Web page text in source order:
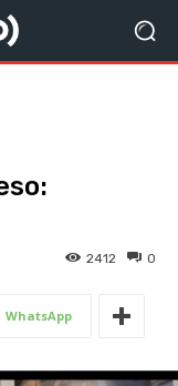
0
2412
WhatsApp